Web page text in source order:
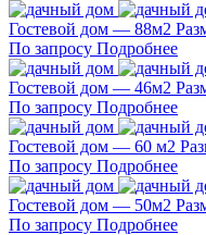
Гостевой дом — 88м2
По запросу Подробнее
Гостевой дом — 46м2
По запросу Подробнее
Гостевой дом — 60 м2
По запросу Подробнее
Гостевой дом — 50м2
По запросу Подробнее